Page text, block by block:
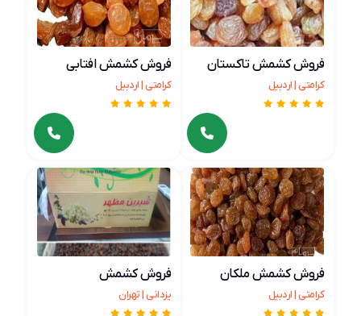
فروش کشمش تاکستان
کرامتی | اردبیل
فروش کشمش افتابی
کرامتی | اردبیل
فروش کشمش ملکان
کرامتی | اردبیل
فروش کشمش
یزدانی | تهران